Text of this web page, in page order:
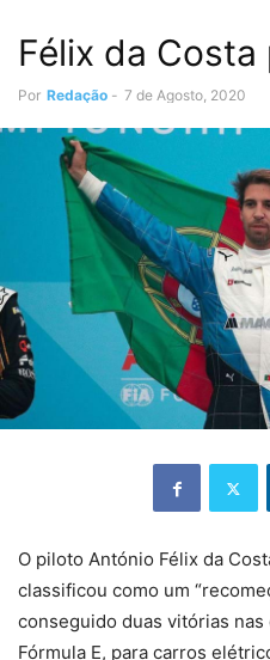
Félix da
Por Redação - 7 de Agosto, 2020
O piloto António Félix da
classificou como um
conseguido duas vitórias
Fórmula E, para carros